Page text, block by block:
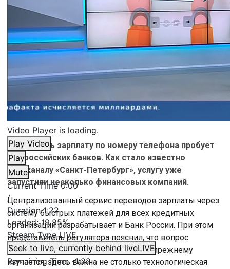
Video Player is loading.
Play Video
Play
Mute
Current Time0:00
/
Duration1:22
Loaded:19.85%
Stream TypeLIVE
Seek to live, currently behind liveLIVE
Remaining Time -1:22
Отправлять зарплату по номеру телефона пробует
ряд российских банков. Как стало известно
телеканалу «Санкт-Петербург», услугу уже
запустили несколько финансовых компаний.
Централизованный сервис переводов зарплаты через
систему быстрых платежей для всех кредитных
организаций разрабатывает и Банк России. При этом
представитель регулятора пояснил, что вопрос
целесообразности такого способа по-прежнему
изучается, здесь важна не столько технологическая